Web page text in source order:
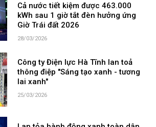
Cả nước tiết kiệm được 463.000
kWh sau 1 giờ tắt đèn hưởng ứng
Giờ Trái đất 2026
28/03/2026
Công ty Điện lực Hà Tĩnh lan toả
thông điệp "Sáng tạo xanh - tương
lai xanh"
25/03/2026